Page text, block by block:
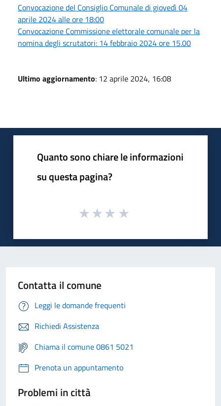
Convocazione del Consiglio Comunale di giovedì 04
aprile 2024 alle ore 18:00
Convocazione Commissione elettorale comunale per la
nomina degli scrutatori: 14 febbraio 2024 ore 15.00
Ultimo aggiornamento: 12 aprile 2024, 16:08
Quanto sono chiare le informazioni
su questa pagina?
Contatta il comune
Leggi le domande frequenti
Richiedi Assistenza
Chiama il comune 0861 5021
Prenota un appuntamento
Problemi in città